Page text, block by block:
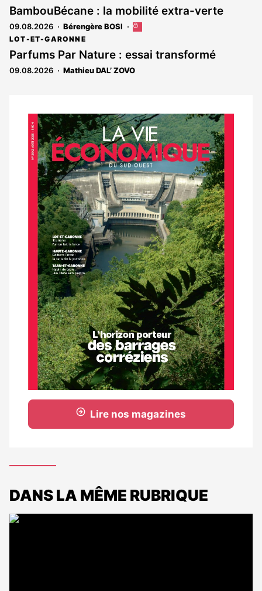
est
réservé
aux
BambouBécane : la mobilité extra-verte
09.08.2026 Bérengère BOSI
Cet
réservé
aux
LOT-ET-GARONNE
Parfums Par Nature : essai transformé
09.08.2026 Mathieu DAL’ ZOVO
Notre
dernier
magazine
Lire nos magazines
DANS LA MÊME RUBRIQUE